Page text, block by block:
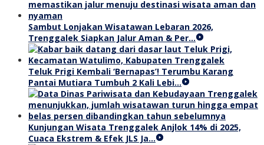
Sambut Lonjakan Wisatawan Lebaran 2026,
Trenggalek Siapkan Jalur Aman & Per…
Teluk Prigi Kembali ‘Bernapas’! Terumbu Karang
Pantai Mutiara Tumbuh 2 Kali Lebi…
Kunjungan Wisata Trenggalek Anjlok 14% di 2025,
Cuaca Ekstrem & Efek JLS Ja…